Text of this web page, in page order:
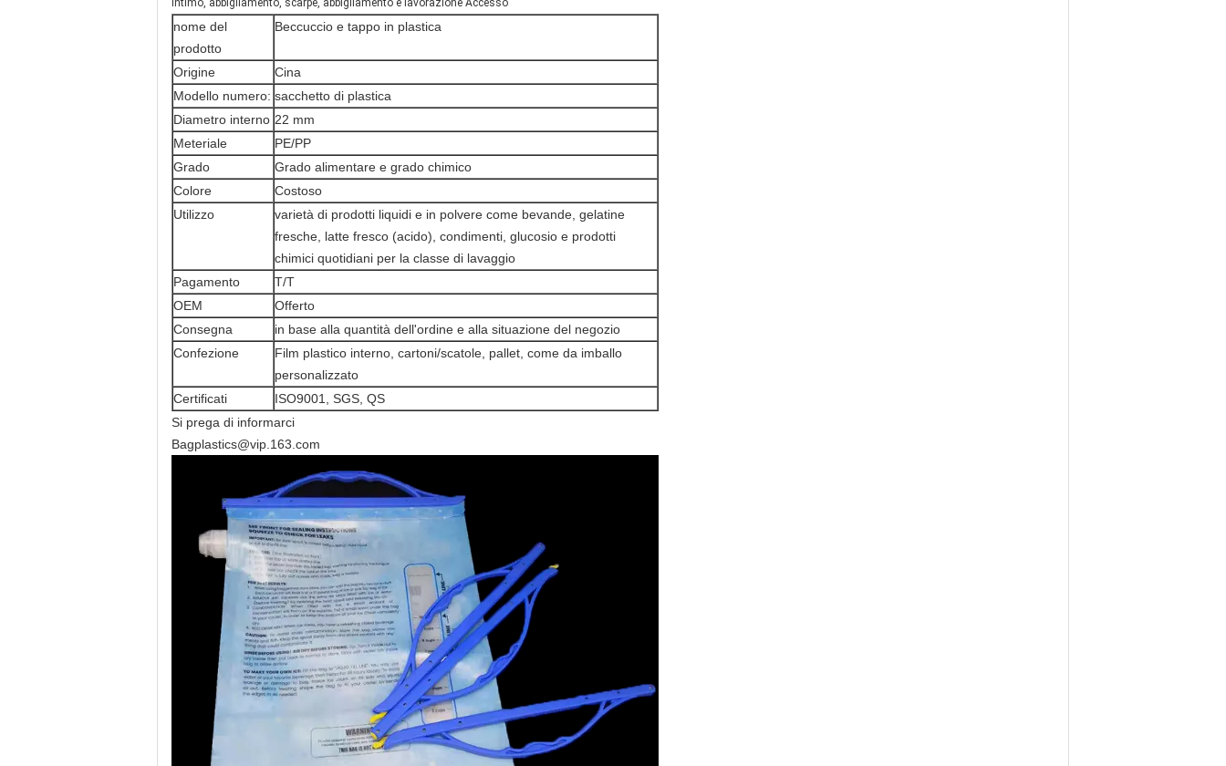
Intimo, abbigliamento, scarpe, abbigliamento e lavorazione Accesso
nome del
prodotto
Beccuccio e tappo in plastica
Origine
Cina
Modello numero: sacchetto di plastica
Diametro interno 22 mm
Meteriale
PE/PP
Grado
Grado alimentare e grado chimico
Colore
Costoso
Utilizzo
varietà di prodotti liquidi e in polvere come bevande, gelatine
fresche, latte fresco (acido), condimenti, glucosio e prodotti
chimici quotidiani per la classe di lavaggio
Pagamento
T/T
OEM
Offerto
Consegna
in base alla quantità dell'ordine e alla situazione del negozio
Confezione
Film plastico interno, cartoni/scatole, pallet, come da imballo
personalizzato
Certificati
ISO9001, SGS, QS
Si prega di informarci
Bagplastics@vip.163.com